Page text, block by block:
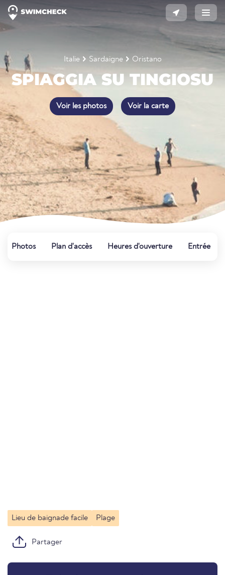
Italie Sardaigne Oristano
SPIAGGIA SU TINGIOSU
Voir les photos Voir la carte
Photos Plan d'accès Heures d'ouverture Entrée
Lieu de baignade facile Plage
Partager